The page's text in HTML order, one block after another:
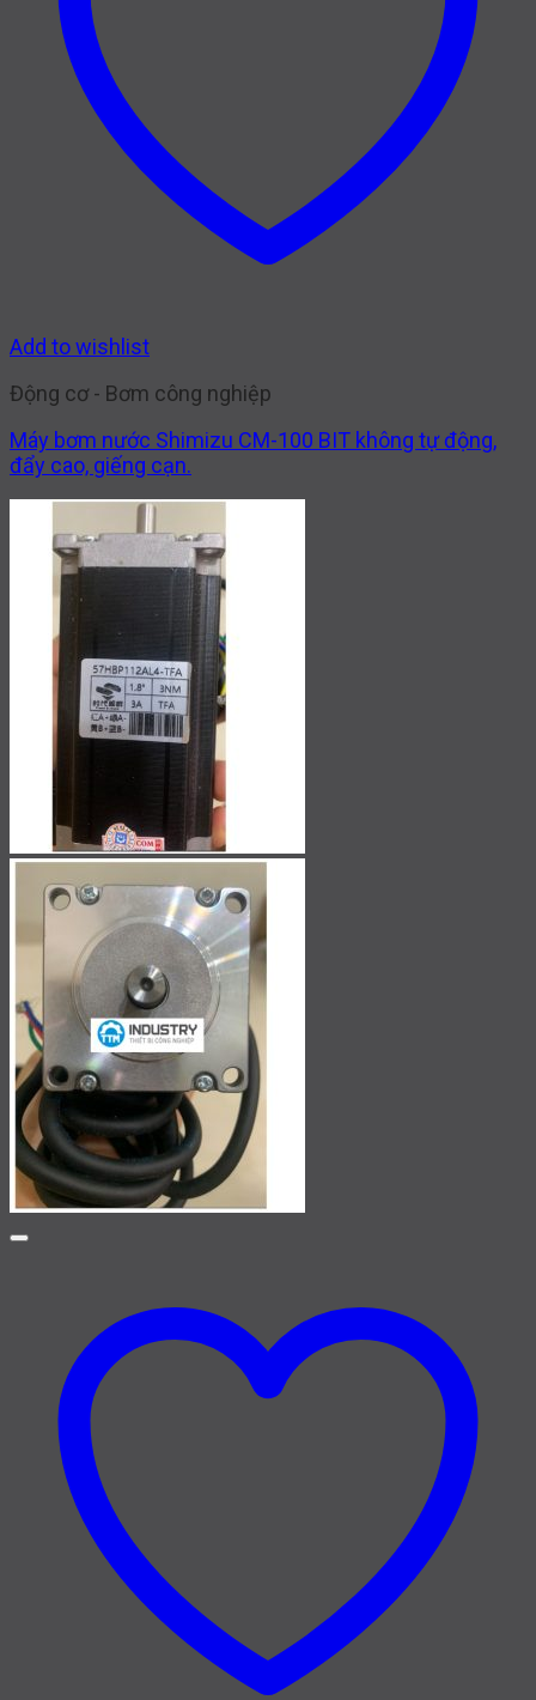
Add to wishlist
Động cơ - Bơm công nghiệp
Máy bơm nước Shimizu CM-100 BIT không tự động,
đẩy cao, giếng cạn.